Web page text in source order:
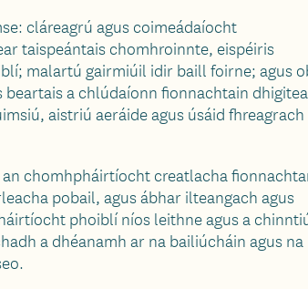
cláreagrú agus coimeádaíocht
taispeántais chomhroinnte, eispéiris
malartú gairmiúil idir baill foirne; agus
a chlúdaíonn fionnachtain
aistriú aeráide agus úsáid fhreagrach
chomhpháirtíocht creatlacha
pobail, agus ábhar ilteangach agus
phoiblí níos leithne agus a
a dhéanamh ar na bailiúcháin agus na